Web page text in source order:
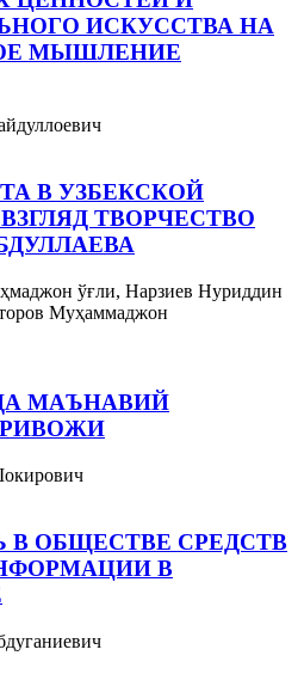
ИСКУССТВА НА
МЫШЛЕНИЕ
В УЗБЕКСКОЙ
ТВОРЧЕСТВО
ўғли, Нарзиев Нуриддин
Муҳаммаджон
МАЪНАВИЙ
В ОБЩЕСТВЕ СРЕДСТВ
В